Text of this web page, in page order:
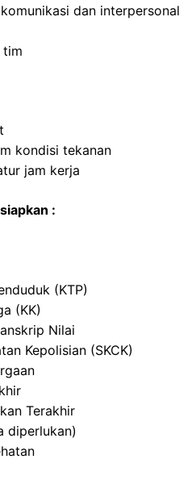
dan interpersonal
tim
kondisi tekanan
jam kerja
:
(KTP)
(KK)
Nilai
Kepolisian (SKCK)
Terakhir
diperlukan)